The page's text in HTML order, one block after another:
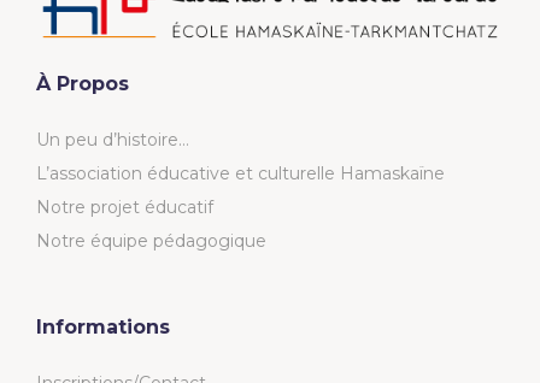
À Propos
Un peu d’histoire…
L’association éducative et culturelle Hamaskaïne
Notre projet éducatif
Notre équipe pédagogique
Informations